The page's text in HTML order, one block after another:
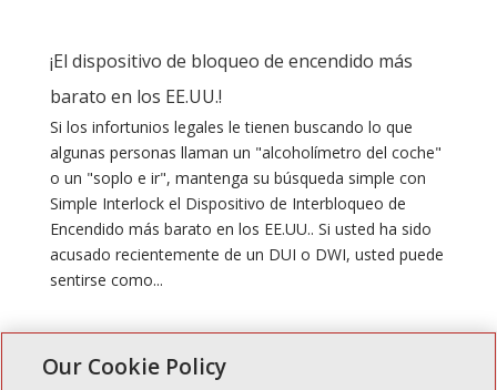
¡El dispositivo de bloqueo de encendido más
barato en los EE.UU.!
Si los infortunios legales le tienen buscando lo que
algunas personas llaman un "alcoholímetro del coche"
o un "soplo e ir", mantenga su búsqueda simple con
Simple Interlock el Dispositivo de Interbloqueo de
Encendido más barato en los EE.UU.. Si usted ha sido
acusado recientemente de un DUI o DWI, usted puede
sentirse como...
Our Cookie Policy